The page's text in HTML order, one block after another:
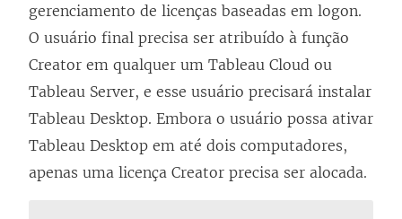
gerenciamento de licenças baseadas em logon.
O usuário final precisa ser atribuído à função
Creator em qualquer um Tableau Cloud ou
Tableau Server, e esse usuário precisará instalar
Tableau Desktop. Embora o usuário possa ativar
Tableau Desktop em até dois computadores,
apenas uma licença Creator precisa ser alocada.